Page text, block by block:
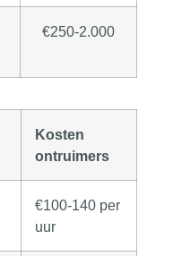
€250-2.000
Kosten
ontruimers
€100-140 per
uur